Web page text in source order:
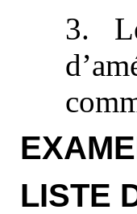
3.
LISTE